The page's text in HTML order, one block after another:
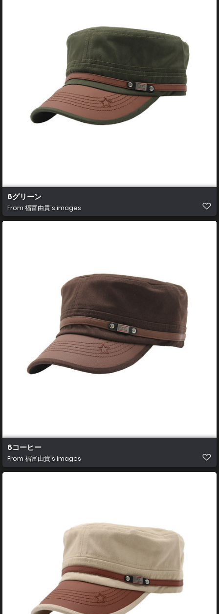
6グリーン
From 福富由貴's images
6コーヒー
From 福富由貴's images